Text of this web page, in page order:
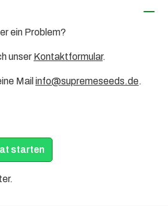
ein Problem?
unser Kontaktformular.
Mail info@supremeseeds.de.
starten